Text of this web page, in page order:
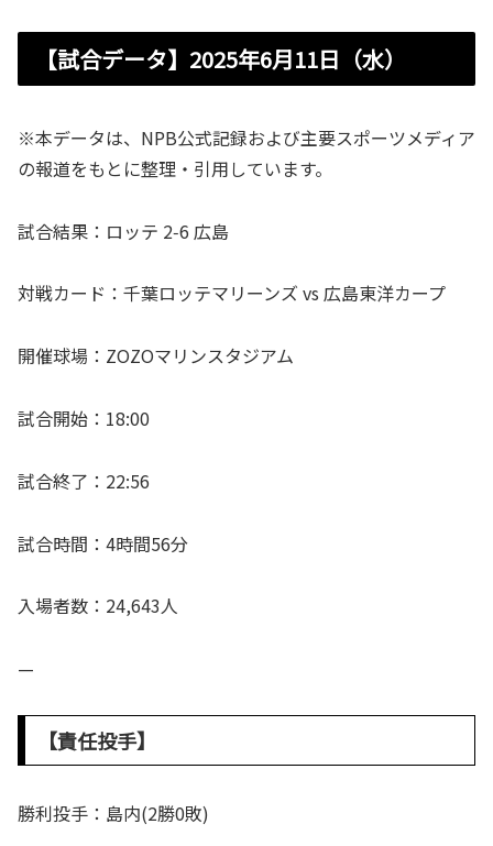
【試合データ】2025年6月11日（水）
※本データは、NPB公式記録および主要スポーツメディア
の報道をもとに整理・引用しています。
試合結果：ロッテ 2‑6 広島
対戦カード：千葉ロッテマリーンズ vs 広島東洋カープ
開催球場：ZOZOマリンスタジアム
試合開始：18:00
試合終了：22:56
試合時間：4時間56分
入場者数：24,643人
—
【責任投手】
勝利投手：島内(2勝0敗)